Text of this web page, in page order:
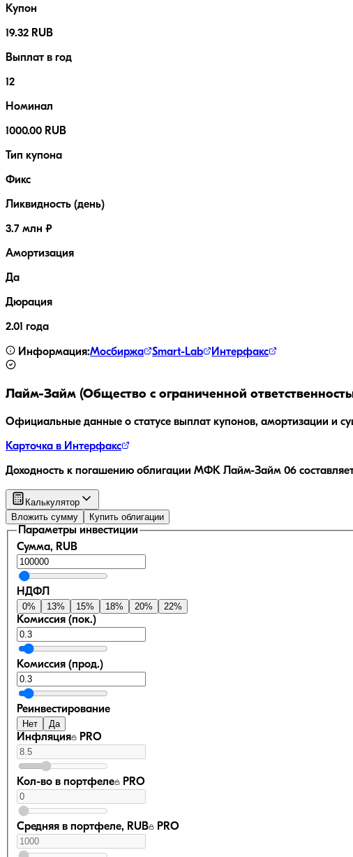
Купон
19.32 RUB
Выплат в год
12
Номинал
1000.00 RUB
Тип купона
Фикс
Ликвидность (день)
3.7 млн ₽
Амортизация
Да
Дюрация
2.01 года
Информация:Мосбиржа Smart-Lab Интерфакс
Лайм-Займ (Общество с ограниченной
Официальные данные о статусе выплат купонов, амортизации и
Карточка в Интерфакс
Доходность к погашению облигации МФК Лайм-Займ 06
Калькулятор
Вложить сумму
Купить облигации
Параметры инвестиции
Сумма, RUB
НДФЛ
0% 13% 15% 18% 20% 22%
Комиссия (пок.)
Комиссия (прод.)
Реинвестирование
Нет Да
Инфляция PRO
Кол-во в портфеле PRO
Средняя в портфеле, RUB PRO